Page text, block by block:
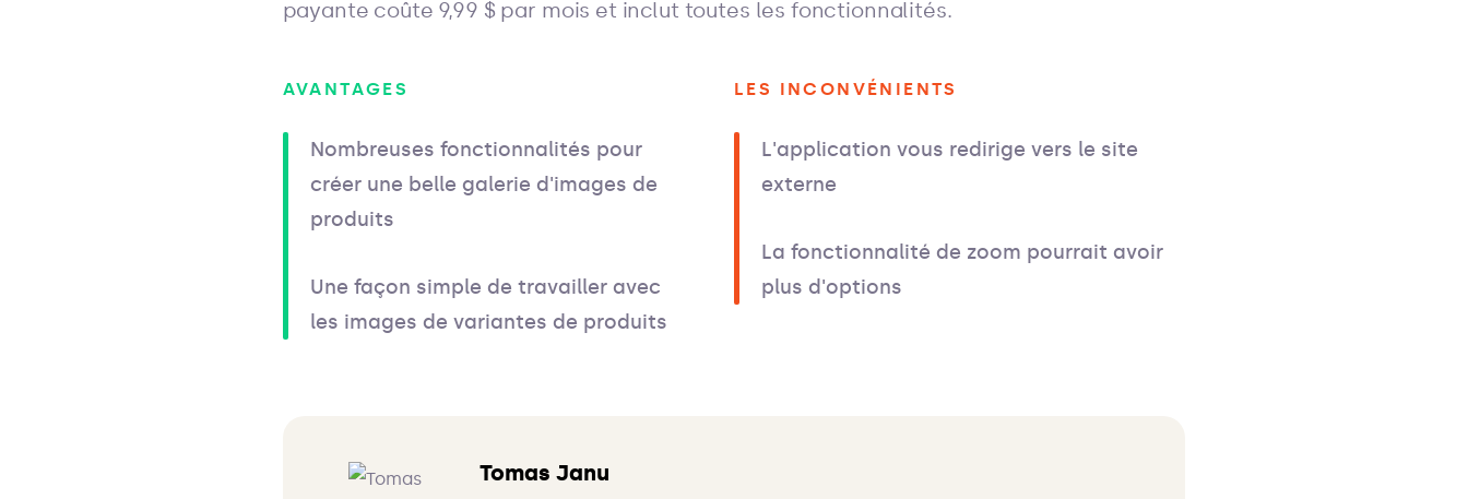
payante coûte 9,99 $ par mois et inclut toutes les fonctionnalités.
AVANTAGES
Nombreuses fonctionnalités pour
créer une belle galerie d'images de
produits
Une façon simple de travailler avec
les images de variantes de produits
LES INCONVÉNIENTS
L'application vous redirige vers le site
externe
La fonctionnalité de zoom pourrait avoir
plus d'options
Tomas Janu